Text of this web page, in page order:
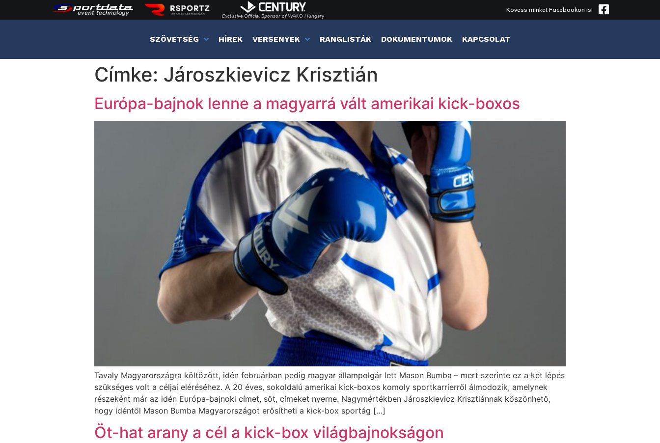
Exclusive Official Sponsor of WAKO Hungary
Kövess minket Facebookon is!
SZÖVETSÉG HÍREK VERSENYEK RANGLISTÁK DOKUMENTUMOK KAPCSOLAT
Címke: Jároszkievicz Krisztián
Európa-bajnok lenne a magyarrá vált amerikai kick-boxos
Tavaly Magyarországra költözött, idén februárban pedig magyar állampolgár lett Mason Bumba – mert szerinte ez a két lépés
szükséges volt a céljai eléréséhez. A 20 éves, sokoldalú amerikai kick-boxos komoly sportkarrierről álmodozik, amelynek
részeként már az idén Európa-bajnoki címet, sőt, címeket nyerne. Nagymértékben Jároszkievicz Krisztiánnak köszönhető,
hogy idéntől Mason Bumba Magyarországot erősítheti a kick-box sportág […]
Öt-hat arany a cél a kick-box világbajnokságon